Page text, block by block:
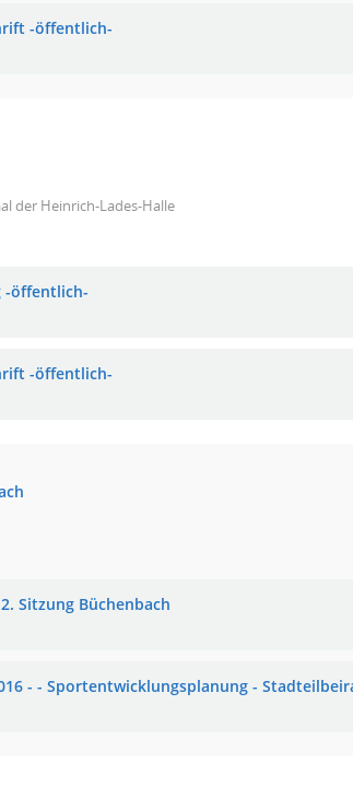
-öffentlich-
der Heinrich-Lades-Halle
-öffentlich-
-öffentlich-
Sitzung Büchenbach
- - Sportentwicklungsplanung -